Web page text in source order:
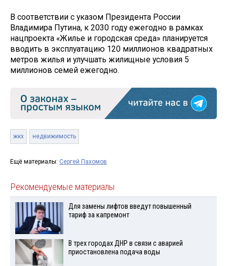
В соответствии с указом Президента России
Владимира Путина, к 2030 году ежегодно в рамках
нацпроекта «Жилье и городская среда» планируется
вводить в эксплуатацию 120 миллионов квадратных
метров жилья и улучшать жилищные условия 5
миллионов семей ежегодно.
жкх недвижимость
Ещё материалы: Сергей Пахомов
Рекомендуемые материалы
Для замены лифтов введут повышенный
тариф за капремонт
В трех городах ДНР в связи с аварией
приостановлена подача воды